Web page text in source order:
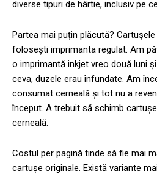
diverse tipuri de hârtie, inclusiv pe
Partea mai puțin plăcută?
folosești imprimanta regulat. Am
o imprimantă inkjet vreo două luni
ceva, duzele erau înfundate. Am
consumat cerneală și tot nu a
început. A trebuit să schimb
cerneală.
Costul per pagină tinde să fie mai
cartușe originale. Există variante